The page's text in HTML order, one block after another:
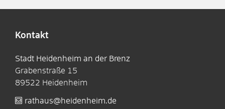
Kontakt
Stadt Heidenheim an der Brenz
Grabenstraße 15
89522 Heidenheim
rathaus@heidenheim.de